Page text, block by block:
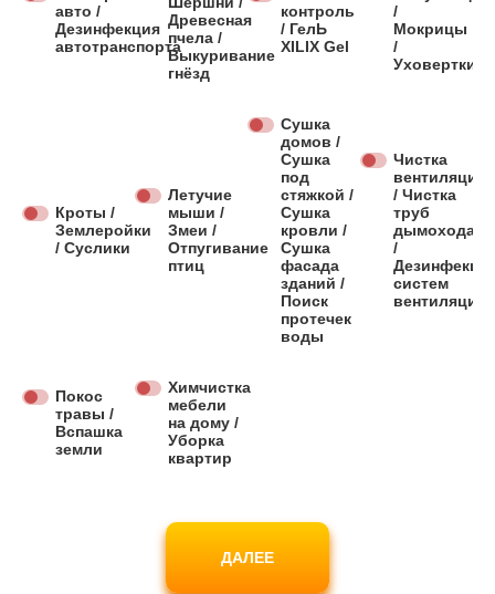
авто /
Дезинфекция
автотранспорта
Древесная
пчела /
Выкуривание
гнёзд
контроль
/ ГелЬ
XILIX Gel
/
Мокрицы
/
Уховертки
Кроты /
Землеройки
/ Суслики
Летучие
мыши /
Змеи /
Отпугивание
птиц
Сушка
домов /
Сушка
под
стяжкой /
Сушка
кровли /
Сушка
фасада
зданий /
Поиск
протечек
воды
Чистка
вентиляции
/ Чистка
труб
дымохода
/
систем
вентиляции
Покос
травы /
Вспашка
земли
Химчистка
мебели
на дому /
Уборка
квартир
ДАЛЕЕ